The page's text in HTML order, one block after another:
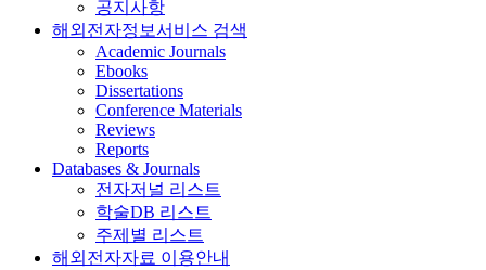
공지사항
해외전자정보서비스 검색
Academic Journals
Ebooks
Dissertations
Conference Materials
Reviews
Reports
Databases & Journals
전자저널 리스트
학술DB 리스트
주제별 리스트
해외전자자료 이용안내